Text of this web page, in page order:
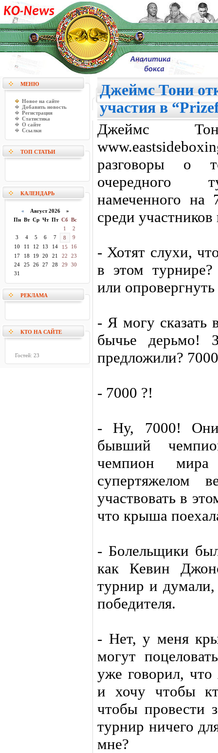
МЕНЮ
Новое на сайте
Добавить новость
Регистрация
Статистика
О сайте
Ссылки
ТОП СТАТЬИ
КАЛЕНДАРЬ
« Август 2026 »
Пн Вт Ср Чт Пт Сб Вс
1
2
3
4 5 6 7 8
9
10
11 12 13 14 15
16
17
18 19 20 21 22
23
24
25 26 27 28 29
30
31
РЕКЛАМА
КТО НА САЙТЕ
Гостей: 23
Джеймс Тони
участия в
Джеймс
разговоры о
очередного
намеченного на
среди участников
- Хотят слухи,
в этом
или опровергнуть
- Я могу сказать
бычье дерьмо!
предложили?
- 7000 ?!
- Ну, 7000!
бывший
чемпион
супертяжелом
участвовать в
что крыша
- Болельщики
как Кевин
турнир и
победителя.
- Нет, у меня
могут
уже говорил,
и хочу чтобы
чтобы провести
турнир ничего
мне?